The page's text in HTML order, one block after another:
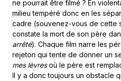
ne pourrait être filmé ? En
milieu tempéré donc en les
cadre (souvenez-vous de cette
constate la mort de son père
arrêté). Chaque film narre les
rejeton qui tente de donner un
mes lèvresoù le père est
Il y a donc toujours un obstacle